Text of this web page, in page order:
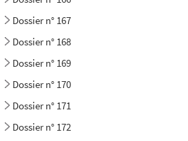
Dossier n° 167
Dossier n° 168
Dossier n° 169
Dossier n° 170
Dossier n° 171
Dossier n° 172